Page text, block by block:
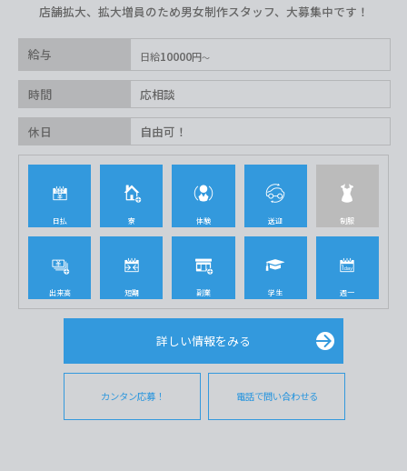
店舗拡大、拡大増員のため男女制作スタッフ、大募集中です！
給与 日給10000円
時間 応相談
休日 自由可！
日払 寮 体験 送迎 制服
出来高 短期 副業 学生 週一
詳しい情報をみる
カンタン応募！ 電話で問い合わせる